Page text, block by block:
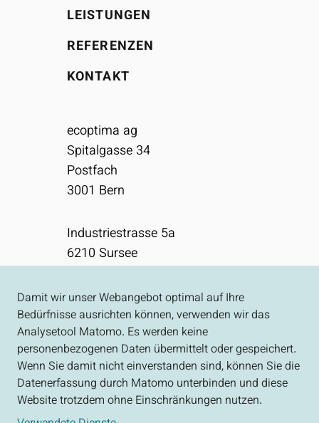
LEISTUNGEN
REFERENZEN
KONTAKT
ecoptima ag
Spitalgasse 34
Postfach
3001 Bern
Industriestrasse 5a
6210 Sursee
031 310 50 80
info[at]ecoptima.ch
Impressum
Datenschutz
Damit wir unser Webangebot optimal auf Ihre
Bedürfnisse ausrichten können, verwenden wir das
Analysetool Matomo. Es werden keine
personenbezogenen Daten übermittelt oder gespeichert.
Wenn Sie damit nicht einverstanden sind, können Sie die
Datenerfassung durch Matomo unterbinden und diese
Website trotzdem ohne Einschränkungen nutzen.